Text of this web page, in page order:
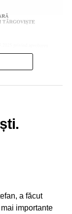
News
News
a făcut
importante